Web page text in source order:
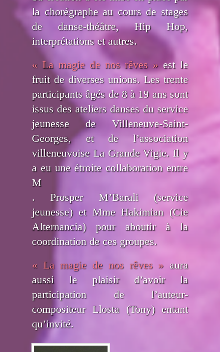
la chorégraphe au cours de stages
de danse-théâtre, Hip Hop,
interprétations et autres.
« La magie de nos rêves »est le
fruit de diverses unions. Les trente
participants âgés de 8 à 19 ans sont
issus des ateliers danses du service
jeunesse de Villeneuve-Saint-
Georges, et de l’association
villeneuvoise La Grande Vigie. Il y
a eu une étroite collaboration entre
M
. Prosper M’Barali (service
jeunesse) et Mme Hakimian (Cie
Alternancia) pour aboutir à la
coordination de ces groupes.
« La magie de nos rêves »aura
aussi le plaisir d’avoir la
participation de l’auteur-
compositeur Llosta (Tony) entant
qu’invité.